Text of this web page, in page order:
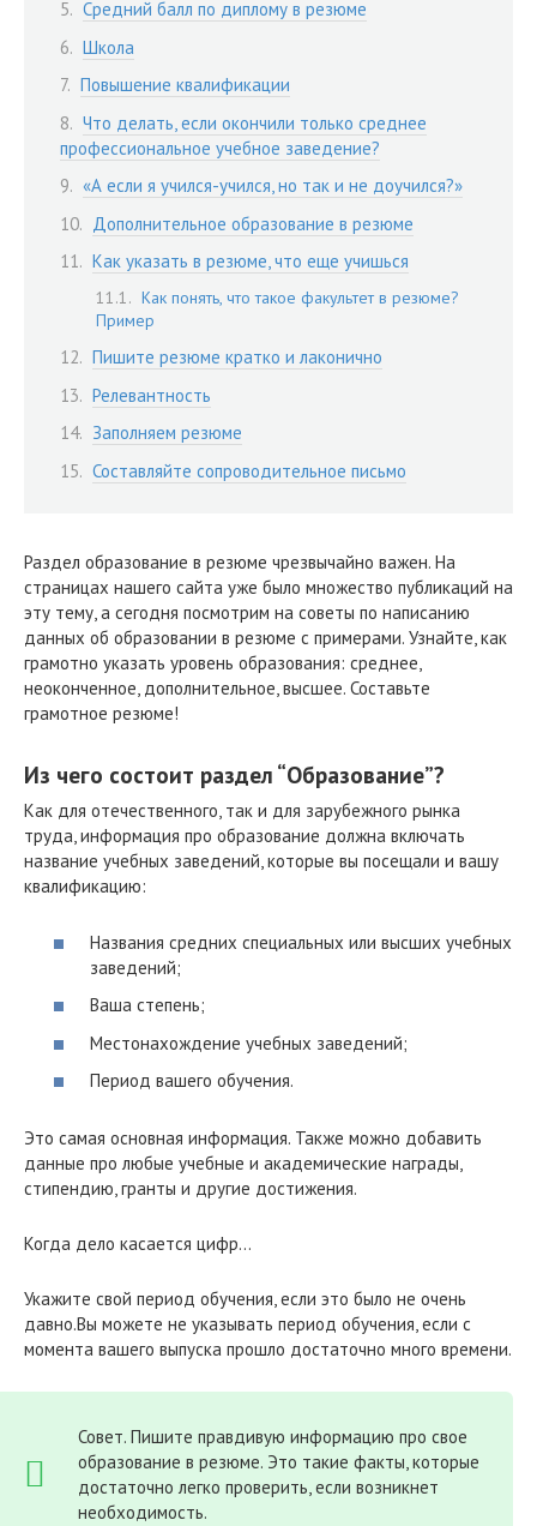
Средний балл по диплому в резюме
Школа
Повышение квалификации
Что делать, если окончили только среднее
профессиональное учебное заведение?
«А если я учился-учился, но так и не доучился?»
Дополнительное образование в резюме
Как указать в резюме, что еще учишься
Как понять, что такое факультет в резюме?
Пример
Пишите резюме кратко и лаконично
Релевантность
Заполняем резюме
Составляйте сопроводительное письмо
Раздел образование в резюме чрезвычайно важен. На
страницах нашего сайта уже было множество публикаций на
эту тему, а сегодня посмотрим на советы по написанию
данных об образовании в резюме с примерами. Узнайте, как
грамотно указать уровень образования: среднее,
неоконченное, дополнительное, высшее. Составьте
грамотное резюме!
Из чего состоит раздел “Образование”?
Как для отечественного, так и для зарубежного рынка
труда, информация про образование должна включать
название учебных заведений, которые вы посещали и вашу
квалификацию:
Названия средних специальных или высших учебных
заведений;
Ваша степень;
Местонахождение учебных заведений;
Период вашего обучения.
Это самая основная информация. Также можно добавить
данные про любые учебные и академические награды,
стипендию, гранты и другие достижения.
Когда дело касается цифр…
Укажите свой период обучения, если это было не очень
давно.Вы можете не указывать период обучения, если с
момента вашего выпуска прошло достаточно много времени.
Совет. Пишите правдивую информацию про свое
образование в резюме. Это такие факты, которые
достаточно легко проверить, если возникнет
необходимость.